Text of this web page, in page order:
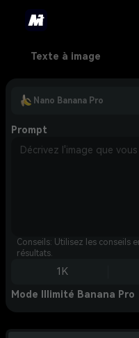
Texte à image
Nano Banana Pro
Prompt
Conseils: Utilisez les conseils
résultats.
1K
Mode Illimité Banana Pro